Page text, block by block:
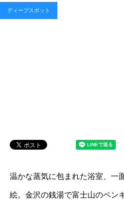
ディープスポット
温かな蒸気に包まれた浴室、一
絵。金沢の銭湯で富士山のペン